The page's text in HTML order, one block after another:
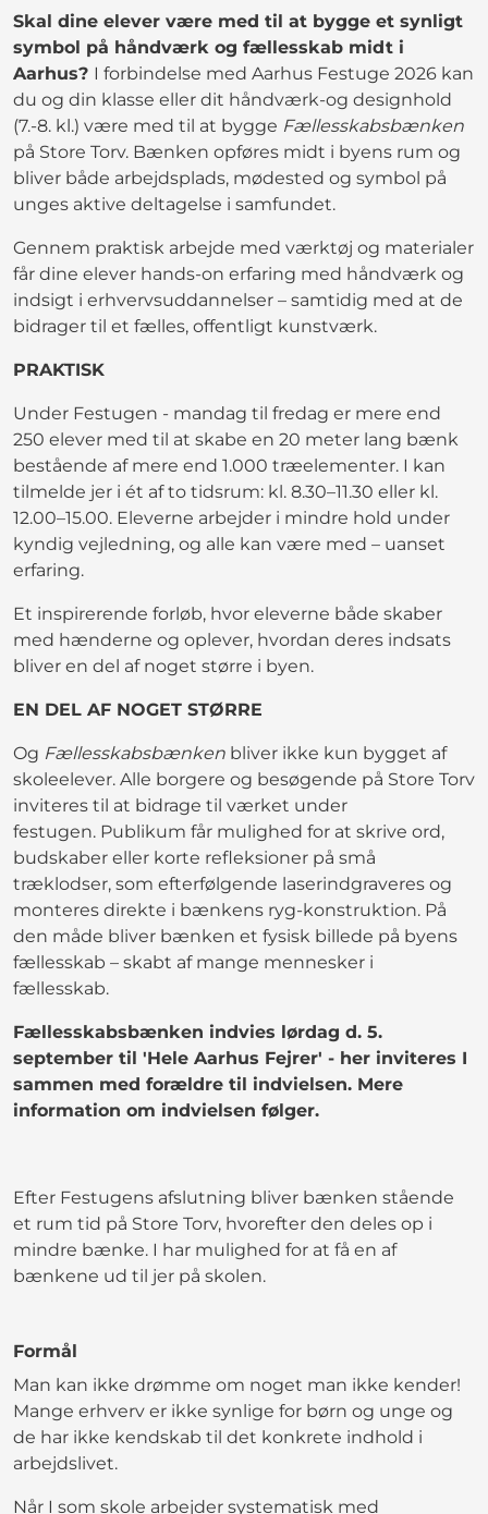
Skal dine elever være med til at bygge et synligt
symbol på håndværk og fællesskab midt i
Aarhus? I forbindelse med Aarhus Festuge 2026 kan
du og din klasse eller dit håndværk-og designhold
(7.-8. kl.) være med til at bygge Fællesskabsbænken
på Store Torv. Bænken opføres midt i byens rum og
bliver både arbejdsplads, mødested og symbol på
unges aktive deltagelse i samfundet.
Gennem praktisk arbejde med værktøj og materialer
får dine elever hands-on erfaring med håndværk og
indsigt i erhvervsuddannelser – samtidig med at de
bidrager til et fælles, offentligt kunstværk.
PRAKTISK
Under Festugen - mandag til fredag er mere end
250 elever med til at skabe en 20 meter lang bænk
bestående af mere end 1.000 træelementer. I kan
tilmelde jer i ét af to tidsrum: kl. 8.30–11.30 eller kl.
12.00–15.00. Eleverne arbejder i mindre hold under
kyndig vejledning, og alle kan være med – uanset
erfaring.
Et inspirerende forløb, hvor eleverne både skaber
med hænderne og oplever, hvordan deres indsats
bliver en del af noget større i byen.
EN DEL AF NOGET STØRRE
Og Fællesskabsbænken bliver ikke kun bygget af
skoleelever. Alle borgere og besøgende på Store Torv
inviteres til at bidrage til værket under
festugen. Publikum får mulighed for at skrive ord,
budskaber eller korte refleksioner på små
træklodser, som efterfølgende laserindgraveres og
monteres direkte i bænkens ryg-konstruktion. På
den måde bliver bænken et fysisk billede på byens
fællesskab – skabt af mange mennesker i
fællesskab.
Fællesskabsbænken indvies lørdag d. 5.
september til 'Hele Aarhus Fejrer' - her inviteres I
sammen med forældre til indvielsen. Mere
information om indvielsen følger.
Efter Festugens afslutning bliver bænken stående
et rum tid på Store Torv, hvorefter den deles op i
mindre bænke. I har mulighed for at få en af
bænkene ud til jer på skolen.
Formål
Man kan ikke drømme om noget man ikke kender!
Mange erhverv er ikke synlige for børn og unge og
de har ikke kendskab til det konkrete indhold i
arbejdslivet.
Når I som skole arbejder systematisk med